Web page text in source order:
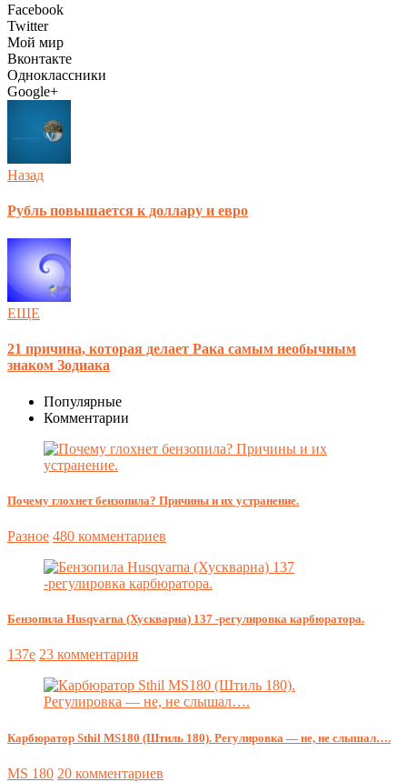
Facebook
Twitter
Мой мир
Вконтакте
Одноклассники
Google+
Назад
Рубль повышается к доллару и евро
ЕЩЕ
21 причина, которая делает Рака самым необычным
знаком Зодиака
Популярные
Комментарии
Почему глохнет бензопила? Причины и их устранение.
Разное 480 комментариев
Бензопила Husqvarna (Хускварна) 137 -регулировка карбюратора.
137e 23 комментария
Карбюратор Sthil MS180 (Штиль 180). Регулировка — не, не слышал….
MS 180 20 комментариев